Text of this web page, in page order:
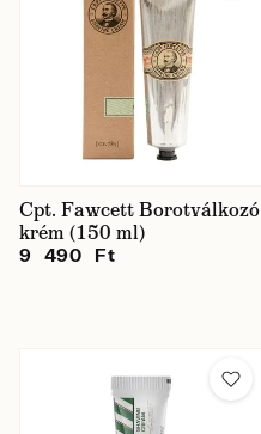
Cpt. Fawcett Borotválkozó
krém (150 ml)
9 490 Ft